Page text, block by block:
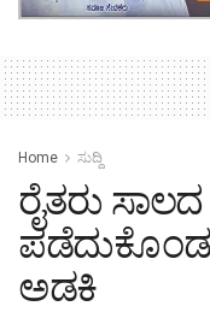
Home ಸುದ್ದಿ
ರೈತರು
ಅಡಕಿ